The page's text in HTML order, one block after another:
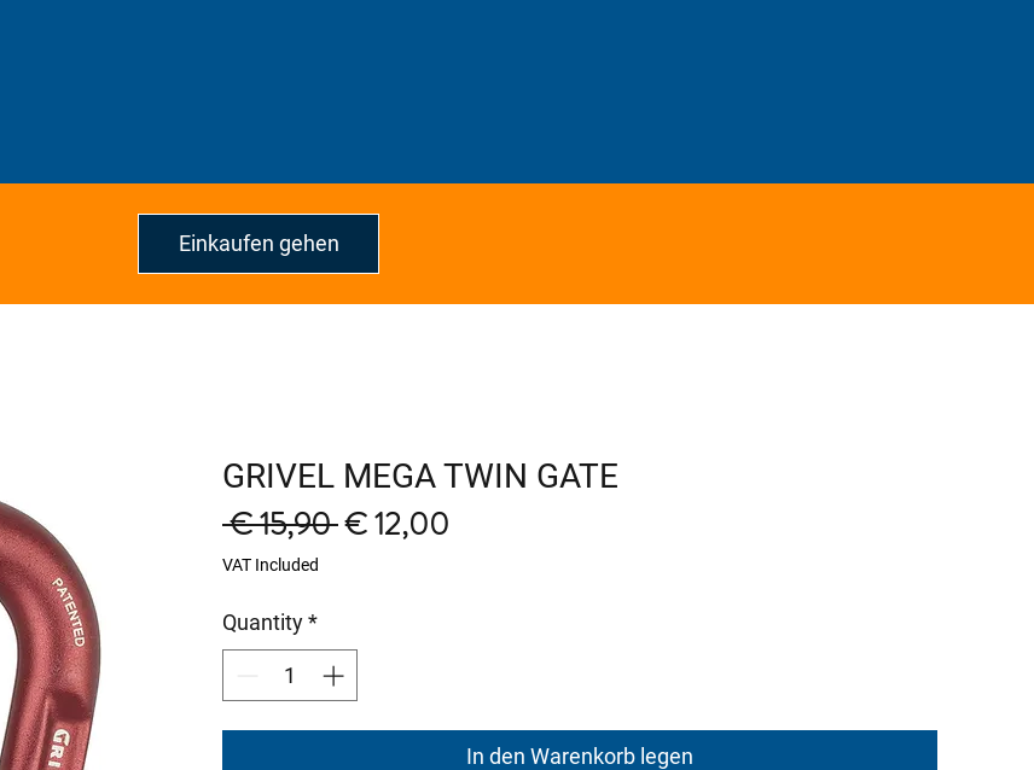
GRIVEL MEGA TWIN GATE
€ 15,90 Regular
€ 12,00
VAT Included
Quantity*
In den Warenkorb legen
Einkaufen gehen